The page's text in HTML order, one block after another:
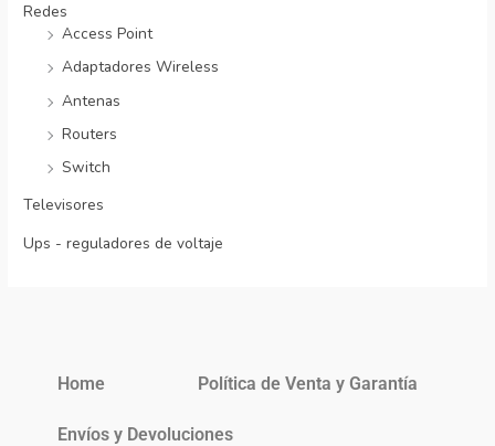
Redes
Access Point
Adaptadores Wireless
Antenas
Routers
Switch
Televisores
Ups - reguladores de voltaje
Home Política de Venta y Garantía
Envíos y Devoluciones